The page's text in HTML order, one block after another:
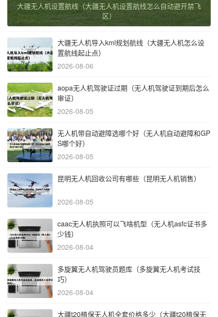
大疆无人机设置航线（大疆无人机设置航线怎么自动避开禁飞
区）
大疆无人机导入kml规划航线（大疆无人机怎么设
置航线起止点）
2026-08-06
aopa无人机驾驶证过期（无人机驾驶证到期后怎么
审证）
2026-08-05
无人机带自动避障选哪个好（无人机自动避障和GP
S哪个好）
2026-08-05
昆明无人机回收公司有哪些（昆明无人机销售）
2026-08-05
caac无人机执照可以飞啥机型（无人机asfc证书多
少钱）
2026-08-04
多旋翼无人机驾驶员题库（多旋翼无人机考试技
巧）
2026-08-04
大疆t20植保无人机全套价格多少（大疆t20植保无